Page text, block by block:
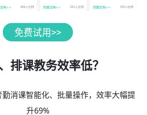
排课教务效率低？
消课智能化、批量操作，效率大幅提
升69%